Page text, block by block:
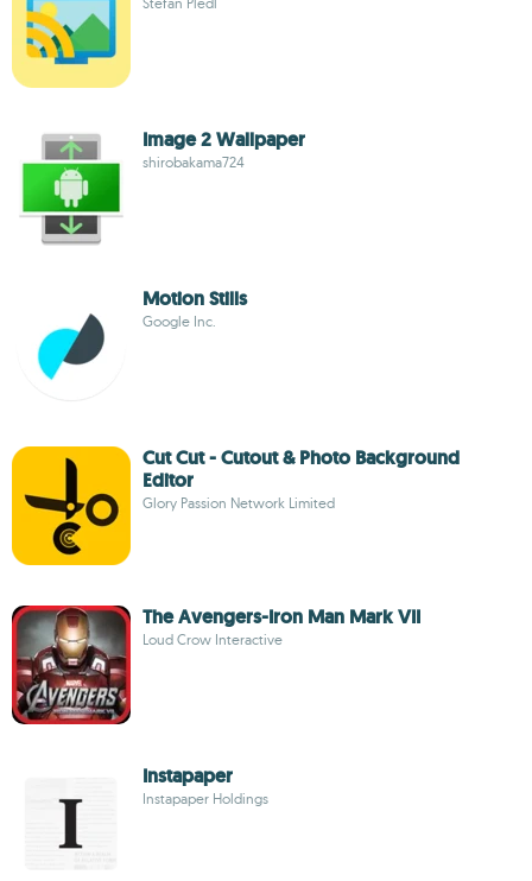
Image 2 Wallpaper
shirobakama724
Motion Stills
Google Inc.
Cut Cut - Cutout & Photo Background
Editor
Glory Passion Network Limited
The Avengers-Iron Man Mark VII
Loud Crow Interactive
Instapaper
Instapaper Holdings